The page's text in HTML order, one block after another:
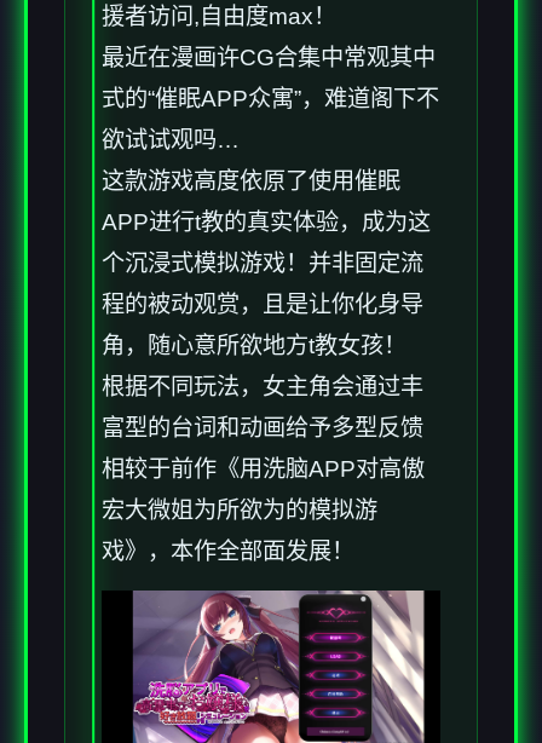
援者访问,自由度max！
最近在漫画许CG合集中常观其中
式的“催眠APP众寓”，难道阁下不
欲试试观吗…
这款游戏高度依原了使用催眠
APP进行t教的真实体验，成为这
个沉浸式模拟游戏！并非固定流
程的被动观赏，且是让你化身导
角，随心意所欲地方t教女孩！
根据不同玩法，女主角会通过丰
富型的台词和动画给予多型反馈
相较于前作《用洗脑APP对高傲
宏大微姐为所欲为的模拟游
戏》，本作全部面发展！